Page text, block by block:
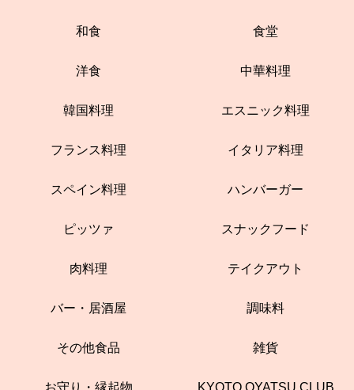
和食 食堂
洋食 中華料理
韓国料理 エスニック料理
フランス料理 イタリア料理
スペイン料理 ハンバーガー
ピッツァ スナックフード
肉料理 テイクアウト
バー・居酒屋 調味料
その他食品 雑貨
お守り・縁起物 KYOTO OYATSU CLUB